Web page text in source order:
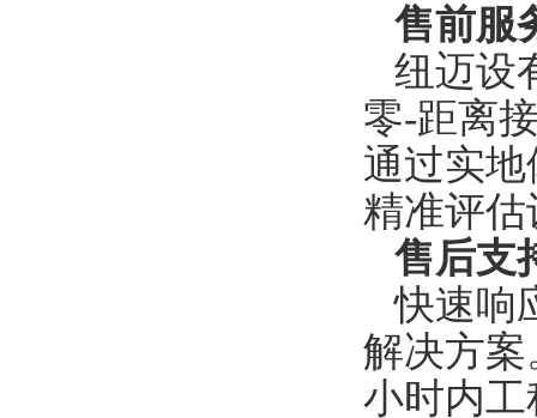
售前服
纽迈设
零-距离
通过实
精准评
售后支
快速响
解决方案
小时内